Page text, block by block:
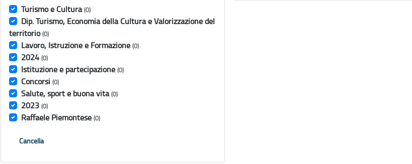
Turismo e Cultura (0)
Dip. Turismo, Economia della Cultura e Valorizzazione del
territorio (0)
Lavoro, Istruzione e Formazione (0)
2024 (0)
Istituzione e partecipazione (0)
Concorsi (0)
Salute, sport e buona vita (0)
2023 (0)
Raffaele Piemontese (0)
Cancella